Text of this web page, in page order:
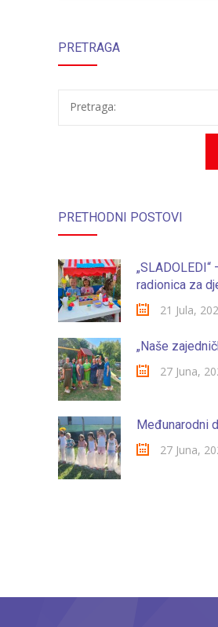
---- Odluke o izboru i
-- Edukacije zaposlenika
-- Jelovnik za djecu
-- Obrasci i zahtjevi
-- Obavještenja za roditelje
Projekti
Mala škola sporta
Kontakt
početku nove
PRETRAGA
Pretraga:
PRETHODNI POSTOVI
radionica za
21 Jula,
„Naše
27 Juna,
Međunarodni
27 Juna,